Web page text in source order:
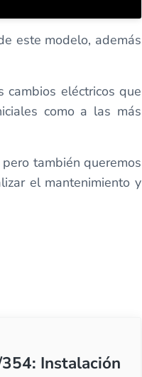
este modelo, además
eléctricos que
como a las más
también queremos
el mantenimiento y
Instalación